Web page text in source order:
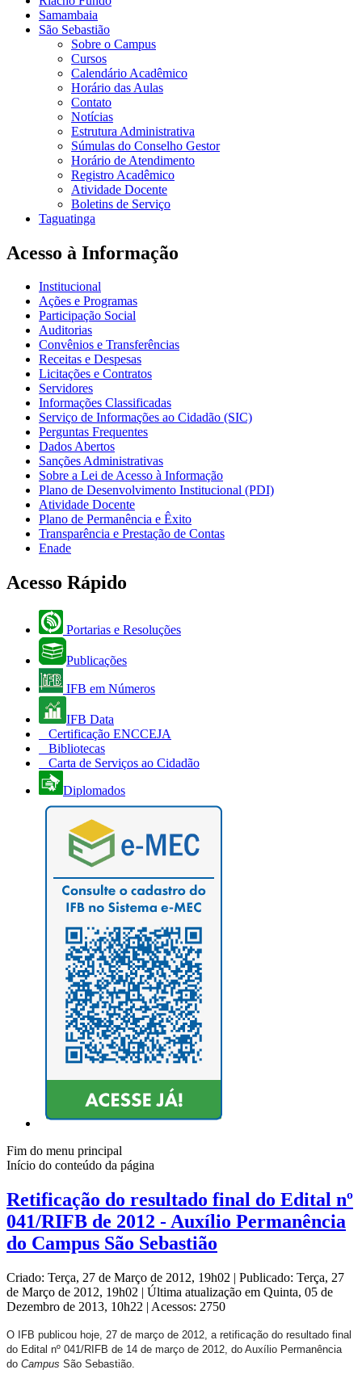
Samambaia
São Sebastião
Sobre o Campus
Cursos
Calendário Acadêmico
Horário das Aulas
Contato
Notícias
Estrutura Administrativa
Súmulas do Conselho Gestor
Horário de Atendimento
Registro Acadêmico
Atividade Docente
Boletins de Serviço
Taguatinga
Acesso à Informação
Institucional
Ações e Programas
Participação Social
Auditorias
Convênios e Transferências
Receitas e Despesas
Licitações e Contratos
Servidores
Informações Classificadas
Serviço de Informações ao Cidadão (SIC)
Perguntas Frequentes
Dados Abertos
Sanções Administrativas
Sobre a Lei de Acesso à Informação
Plano de Desenvolvimento Institucional (PDI)
Atividade Docente
Plano de Permanência e Êxito
Transparência e Prestação de Contas
Enade
Acesso Rápido
Portarias e Resoluções
Publicações
IFB em Números
IFB Data
Certificação ENCCEJA
Bibliotecas
Carta de Serviços ao Cidadão
Diplomados
Fim do menu principal
Início do conteúdo da página
Retificação do resultado final do Edital nº
041/RIFB de 2012 - Auxílio Permanência
do Campus São Sebastião
Criado: Terça, 27 de Março de 2012, 19h02 | Publicado: Terça, 27
de Março de 2012, 19h02 | Última atualização em Quinta, 05 de
Dezembro de 2013, 10h22 | Acessos: 2750
O IFB publicou hoje, 27 de março de 2012, a retificação do resultado final
do Edital nº 041/RIFB de 14 de março de 2012, do Auxílio Permanência
do Campus São Sebastião.